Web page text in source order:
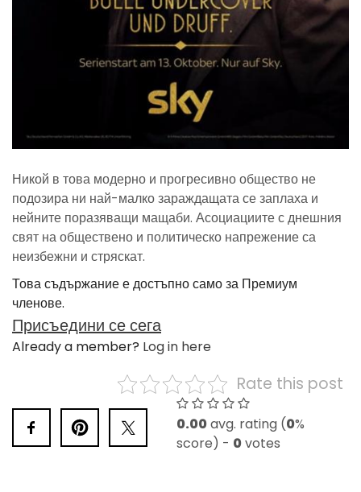
Никой в това модерно и прогресивно общество не
подозира ни най-малко зараждащата се заплаха и
нейните поразяващи мащаби. Асоциациите с днешния
свят на обществено и политическо напрежение са
неизбежни и стряскат.
Това съдържание е достъпно само за Премиум
членове.
Присъедини се сега
Already a member? Log in here
Rate this post
0.00avg. rating (0%
score) - 0votes